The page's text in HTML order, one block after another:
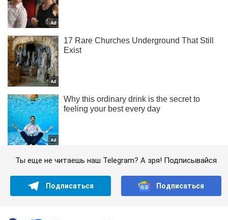
Ты еще не читаешь наш Telegram? А зря! Подписывайся
Подписаться Подписаться